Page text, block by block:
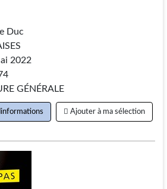
Duc
2022
GÉNÉRALE
Ajouter à ma sélection